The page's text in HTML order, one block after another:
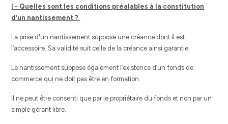
I - Quelles sont les conditions préalables à la constitution
d'un nantissement ?
La prise d'un nantissement suppose une créance dont il est
l’accessoire. Sa validité suit celle de la créance ainsi garantie.
Le nantissement suppose également l’existence d’un fonds de
commerce qui ne doit pas être en formation.
Il ne peut être consenti que par le propriétaire du fonds et non par un
simple gérant libre.